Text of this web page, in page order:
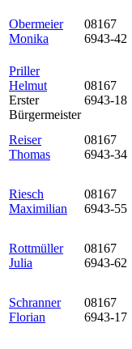
Obermeier
Monika
08167
6943-42
Priller
Helmut
Erster
Bürgermeister
08167
6943-18
Reiser
Thomas
08167
6943-34
Riesch
Maximilian
08167
6943-55
Rottmüller
Julia
08167
6943-62
Schranner
Florian
08167
6943-17